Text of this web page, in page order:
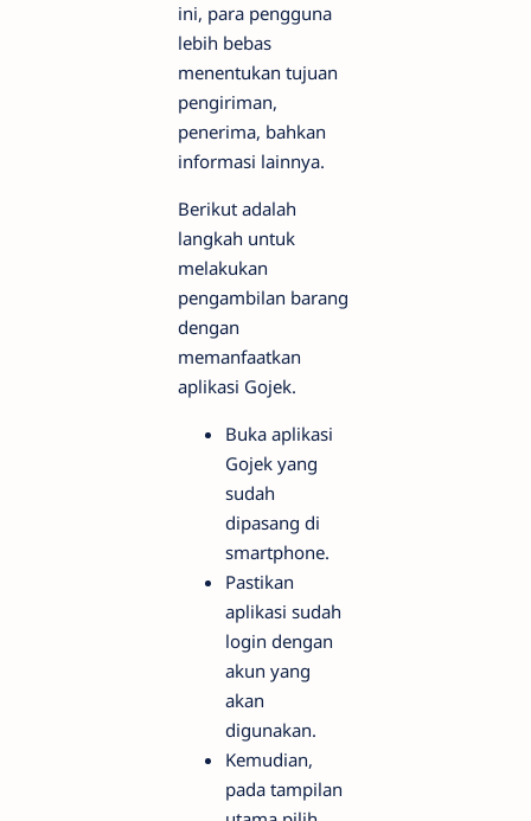
ini, para pengguna
lebih bebas
menentukan tujuan
pengiriman,
penerima, bahkan
informasi lainnya.
Berikut adalah
langkah untuk
melakukan
pengambilan barang
dengan
memanfaatkan
aplikasi Gojek.
Buka aplikasi
Gojek yang
sudah
dipasang di
smartphone.
Pastikan
aplikasi sudah
login dengan
akun yang
akan
digunakan.
Kemudian,
pada tampilan